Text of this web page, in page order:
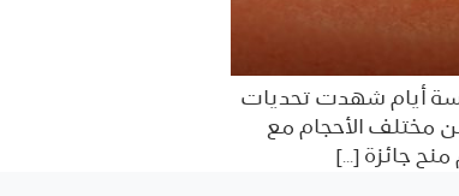
مدى خمسة أيام شهدت تحديات
مختلف الأحجام مع